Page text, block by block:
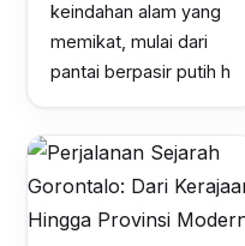
keindahan alam yang
memikat, mulai dari
pantai berpasir putih h